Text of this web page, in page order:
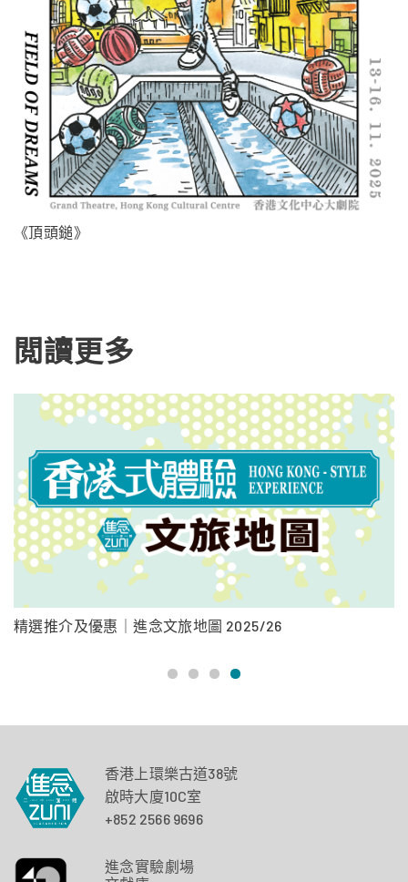
◤社福·票^
樂齡 60+（六十歲或以上新中年人士）：
$240、$140、$90
殘疾人士：$240、$140、$90
小童、本地全日制學生：劃一$100
銀髮 80+（80歲或以上長者）：劃一$10
綜合社會保障援助受惠人士：劃一$10
6023 8688)，即可索取全年正價門票八五折優惠碼。優惠名
額有限，先到先得！
◤進念之友
憑進念之友電子會員證購買正價門票，可獲八五折
優惠。
適用於城市售票網售票處。
八五折 優惠◅
● 百老匯電影中心bcincphile 會員證
● 誠品書店 APP 會員
2024 香港首演合作夥伴：第四屆粵港澳大灣區中國戲劇文
化節參演劇目、香港文化中心三十五周年誌慶節目
粵港澳大灣區中國戲劇文化節由中國戲劇家協會、澳門特別
行政區政府文化局、西九文化區、廣東省文學藝術界聯合會
《頂頭鎚》
閲讀更多
精選推介及優惠｜進念文旅地圖 2025/26
香港上環樂古道38號
啟時大廈10C室
+852 2566 9696
進念實驗劇場